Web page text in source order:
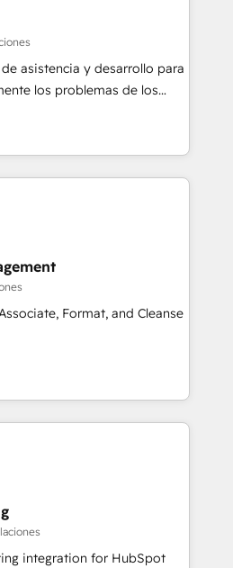
asistencia y desarrollo para
los problemas de los
Format, and Cleanse
integration for HubSpot